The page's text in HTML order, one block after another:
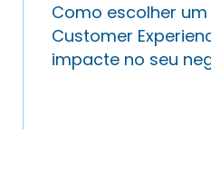
Como escolher
Customer
impacte no seu